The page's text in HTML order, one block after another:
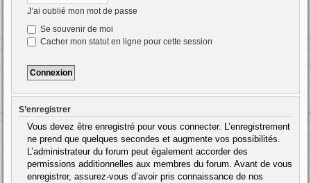
J’ai oublié mon mot de passe
Se souvenir de moi
Cacher mon statut en ligne pour cette session
S’enregistrer
Vous devez être enregistré pour vous connecter. L’enregistrement
ne prend que quelques secondes et augmente vos possibilités.
L’administrateur du forum peut également accorder des
permissions additionnelles aux membres du forum. Avant de vous
enregistrer, assurez-vous d’avoir pris connaissance de nos